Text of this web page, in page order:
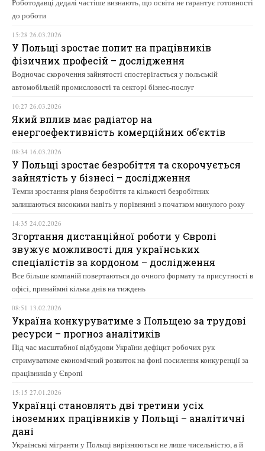
Роботодавці дедалі частіше визнають, що освіта не гарантує готовності
до роботи
15:28 26.03.2026
У Польщі зростає попит на працівників
фізичних професій – дослідження
Водночас скорочення зайнятості спостерігається у польській
автомобільній промисловості та секторі бізнес-послуг
10:27 26.03.2026
Який вплив має радіатор на
енергоефективність комерційних об’єктів
08:34 16.03.2026
У Польщі зростає безробіття та скорочується
зайнятість у бізнесі – дослідження
Темпи зростання рівня безробіття та кількості безробітних
залишаються високими навіть у порівнянні з початком минулого року
14:35 24.02.2026
Згортання дистанційної роботи у Європі
звужує можливості для українських
спеціалістів за кордоном – дослідження
Все більше компаній повертаються до очного формату та присутності в
офісі, принаймні кілька днів на тиждень
08:51 13.02.2026
Україна конкуруватиме з Польщею за трудові
ресурси – прогноз аналітиків
Під час масштабної відбудови України дефіцит робочих рук
стримуватиме економічний розвиток на фоні посилення конкуренції за
працівників у Європі
15:15 27.01.2026
Українці становлять дві третини усіх
іноземних працівників у Польщі – аналітичні
дані
Українські мігранти у Польщі вирізняються не лише чисельністю, а й